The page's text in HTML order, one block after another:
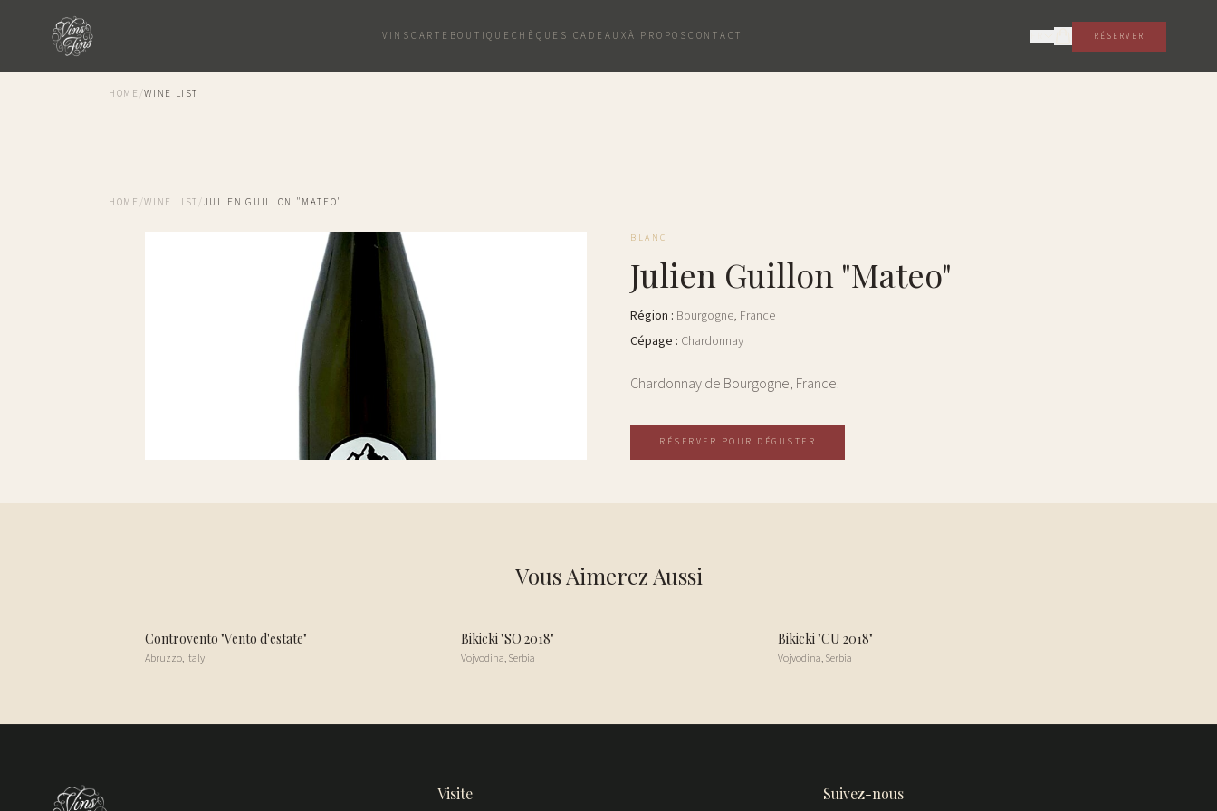
VINS CARTE BOUTIQUE CHÈQUES CADEAUX À PROPOS CONTACT RÉSERVER
HOME /WINE LIST
HOME /WINE LIST/JULIEN GUILLON "MATEO"
BLANC
Julien Guillon "Mateo"
Région : Bourgogne, France
Cépage : Chardonnay
Chardonnay de Bourgogne, France.
RÉSERVER POUR DÉGUSTER
Vous Aimerez Aussi
Controvento "Vento d'estate"
Abruzzo,Italy
Bikicki "SO 2018"
Vojvodina,Serbia
Bikicki "CU 2018"
Vojvodina,Serbia
Visite Suivez-nous